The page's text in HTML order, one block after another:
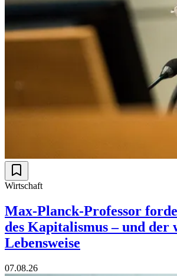
Wirtschaft
Max-Planck-Professor
des Kapitalismus – und der
Lebensweise
07.08.26